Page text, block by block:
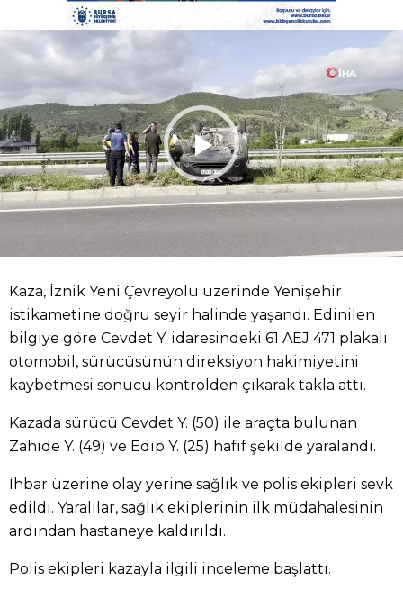
Kaza, İznik Yeni Çevreyolu üzerinde Yenişehir
istikametine doğru seyir halinde yaşandı. Edinilen
bilgiye göre Cevdet Y. idaresindeki 61 AEJ 471 plakalı
otomobil, sürücüsünün direksiyon hakimiyetini
kaybetmesi sonucu kontrolden çıkarak takla attı.
Kazada sürücü Cevdet Y. (50) ile araçta bulunan
Zahide Y. (49) ve Edip Y. (25) hafif şekilde yaralandı.
İhbar üzerine olay yerine sağlık ve polis ekipleri sevk
edildi. Yaralılar, sağlık ekiplerinin ilk müdahalesinin
ardından hastaneye kaldırıldı.
Polis ekipleri kazayla ilgili inceleme başlattı.